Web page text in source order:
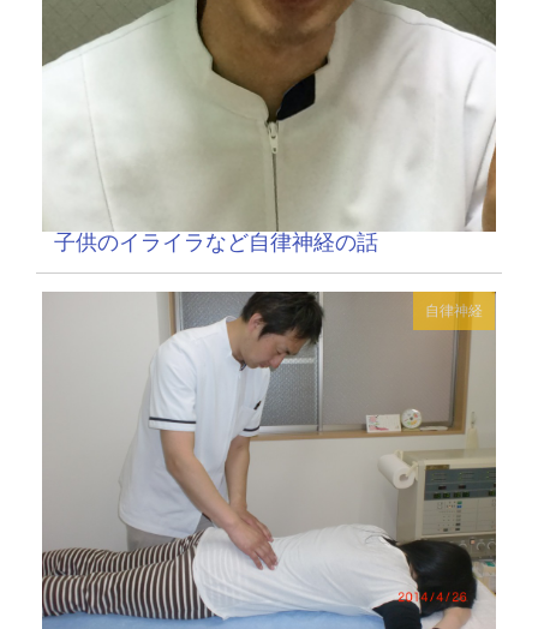
子供のイライラなど自律神経の話
自律神経